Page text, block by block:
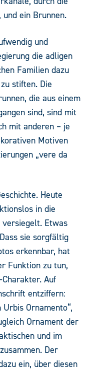
ein Brunnen.
und
die adligen
Familien dazu
stiften. Die
die aus einem
sind, sind mit
mit anderen – je
Motiven
„vere da
Heute
in die
versiegelt. Etwas
sie sorgfältig
erkennbar, hat
Funktion zu tun,
Auf
entziffern:
Ornamento“,
Ornament der
und im
Der
ein, über diesen